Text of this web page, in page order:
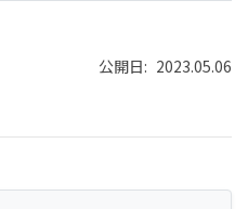
公開日: 2023.05.06